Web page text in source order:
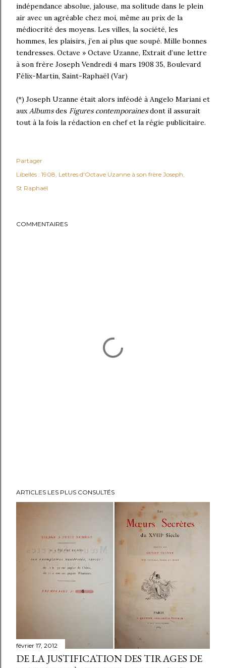
indépendance absolue, jalouse, ma solitude dans le plein
air avec un agréable chez moi, même au prix de la
médiocrité des moyens. Les villes, la société, les
hommes, les plaisirs, j’en ai plus que soupé. Mille bonnes
tendresses. Octave » Octave Uzanne, Extrait d’une lettre
à son frère Joseph Vendredi 4 mars 1908 35, Boulevard
Félix-Martin, Saint-Raphaël (Var)
(*) Joseph Uzanne était alors inféodé à Angelo Mariani et
auxAlbumsdes Figures contemporainesdont il assurait
tout à la fois la rédaction en chef et la régie publicitaire.
Partager
Libellés : 1908 Lettres d'Octave Uzanne à son frère Joseph
St Raphaël
COMMENTAIRES
ARTICLES LES PLUS CONSULTÉS
février 17, 2012
DE LA JUSTIFICATION DES TIRAGES DE